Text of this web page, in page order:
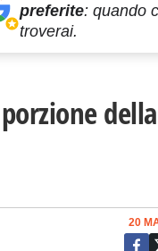
preferite: quando
troverai.
20